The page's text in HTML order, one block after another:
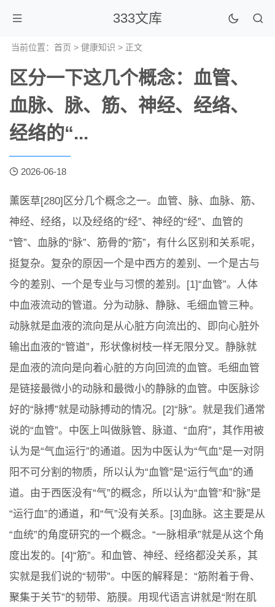
333文库
当前位置： 首页 > 健康知识 > 正文
区分一下这几个概念：血管、
血脉、脉、筋、神经、经络、
经络的“...
2026-06-18
薰医草[280]区分几个概念之一。血管、脉、血脉、筋、
神经、经络，以及经络的“经”、神经的“经”、血管的
“管”、血脉的“脉”、筋骨的“筋”，有什么区别和关系呢，
挺复杂。复杂的原因一个是中西方的差别、一个是古与
今的差别、一个是专业与习惯的差别。[1]“血管”。人体
中血液流动的管道。分为动脉、静脉、毛细血管三种。
动脉就是血液的流向是从心脏方向流出的、即向心脏外
输出血液的“管道”，形状像树枝一样无限分叉。静脉就
是血液的流向是向着心脏的方向回流的血管。毛细血管
是链接最微小的动脉和最微小的静脉的血管。中医脉诊
好的“脉搏”就是动脉搏动的情况。[2]“脉”。就是我们通常
说的“血管”。中医上叫做脉管、脉道、“血府”，其作用被
认为是“气血运行”的通道。因为中医认为“气血”是一对阴
阳不可分割的物质，所以认为“血管”是“运行气血”的通
道。由于西医没有“气”的概念，所以认为“血管”和“脉”是
“运行血”的通道，和“气”没有关系。[3]血脉。这主要是从
“血统”的角度研究的一个概念。“一脉相承”就是从这个角
度出发的。[4]“筋”。和血管、神经、经络都没关系，其
实就是我们说的“韧带”。中医的解释是：“筋附着于骨、
聚集于关节”的韧带、筋膜。用现代语言讲就是“附在肌